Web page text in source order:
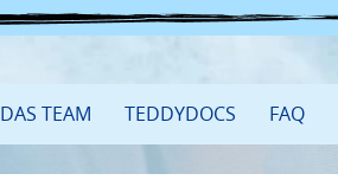
DAS TEAM TEDDYDOCS FAQ